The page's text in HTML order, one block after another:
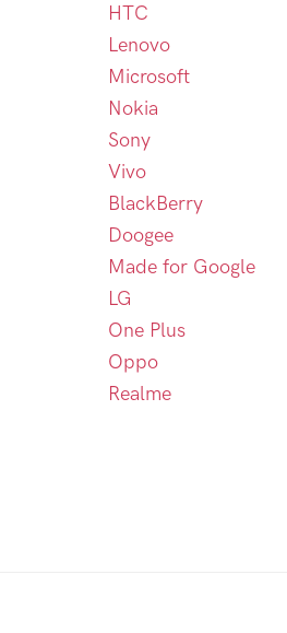
HTC
Lenovo
Microsoft
Nokia
Sony
Vivo
BlackBerry
Doogee
Made for Google
LG
One Plus
Oppo
Realme